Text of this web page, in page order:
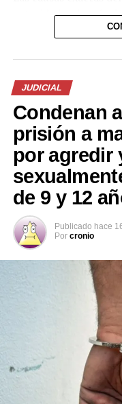
autoridades de
realizando las
circunstancias del
El tramo de la
mientras se
lesionados y el retiro
JUDICIAL
Condenan
prisión a
por agredir
de 9 y 12
Publicado hace
Por cronio